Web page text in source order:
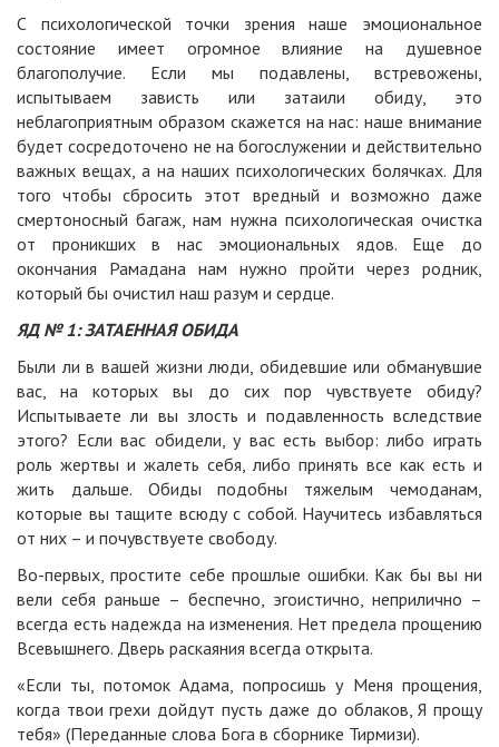
С психологической точки зрения наше эмоциональное
состояние имеет огромное влияние на душевное
благополучие. Если мы подавлены, встревожены,
испытываем зависть или затаили обиду, это
неблагоприятным образом скажется на нас: наше внимание
будет сосредоточено не на богослужении и действительно
важных вещах, а на наших психологических болячках. Для
того чтобы сбросить этот вредный и возможно даже
смертоносный багаж, нам нужна психологическая очистка
от проникших в нас эмоциональных ядов. Еще до
окончания Рамадана нам нужно пройти через родник,
который бы очистил наш разум и сердце.
ЯД № 1: ЗАТАЕННАЯ ОБИДА
Были ли в вашей жизни люди, обидевшие или обманувшие
вас, на которых вы до сих пор чувствуете обиду?
Испытываете ли вы злость и подавленность вследствие
этого? Если вас обидели, у вас есть выбор: либо играть
роль жертвы и жалеть себя, либо принять все как есть и
жить дальше. Обиды подобны тяжелым чемоданам,
которые вы тащите всюду с собой. Научитесь избавляться
от них – и почувствуете свободу.
Во-первых, простите себе прошлые ошибки. Как бы вы ни
вели себя раньше – беспечно, эгоистично, неприлично –
всегда есть надежда на изменения. Нет предела прощению
Всевышнего. Дверь раскаяния всегда открыта.
«Если ты, потомок Адама, попросишь у Меня прощения,
когда твои грехи дойдут пусть даже до облаков, Я прощу
тебя» (Переданные слова Бога в сборнике Тирмизи).